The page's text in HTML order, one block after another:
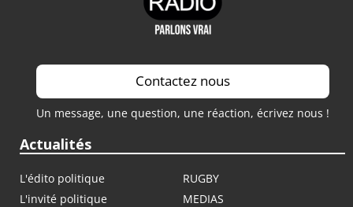
Contactez nous
Un message, une question, une réaction, écrivez nous !
Actualités
L'édito politique
RUGBY
L'invité politique
MEDIAS